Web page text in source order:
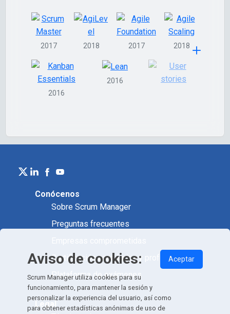
2017 2018 2017 2018
2016
2016
Conócenos
Sobre Scrum Manager
Preguntas frecuentes
Certificación académica y profesional
Plataforma de exámenes
Legal
Aviso de cookies:
Scrum Manager utiliza cookies para su
funcionamiento, para mantener la sesión y
personalizar la experiencia del usuario, así como
para obtener estadísticas anónimas de uso de
Aceptar